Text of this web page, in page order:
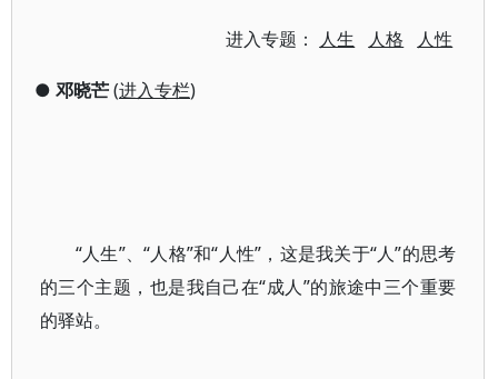
进入专题： 人生 人格 人性
● 邓晓芒(进入专栏)
“人生”、“人格”和“人性”，这是我关于“人”的思考
的三个主题，也是我自己在“成人”的旅途中三个重要
的驿站。